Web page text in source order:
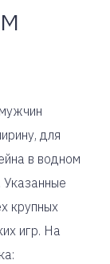
для
в водном
крупных
игр. На